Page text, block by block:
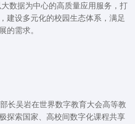
数据为中心的高质量应用服务，打
建设多元化的校园生态体系，满足
的需求。
长吴岩在世界数字教育大会高等教
探索国家、高校间数字化课程共享